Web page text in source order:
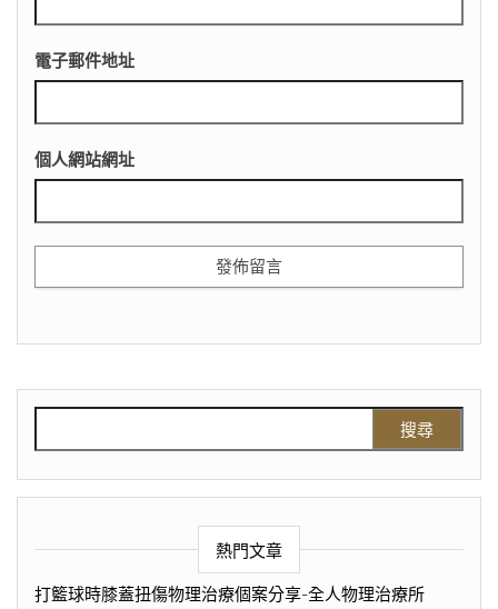
電子郵件地址
個人網站網址
熱門文章
打籃球時膝蓋扭傷物理治療個案分享-全人物理治療所